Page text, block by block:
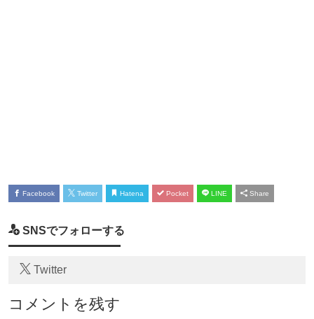
Facebook Twitter Hatena Pocket LINE Share
SNSでフォローする
Twitter
コメントを残す